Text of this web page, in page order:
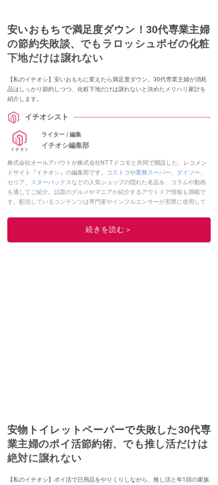
安いおもちで満足度ダウン！30代専業主婦
の節約失敗談、でもラロッシュポゼの化粧
下地だけは譲れない
【私のイチオシ】安いおもちに変えたら満足度ダウン。30代専業主婦が消耗
品はしっかり節約しつつ、化粧下地だけは譲れないと決めたメリハリ家計を
紹介します。
イチオシスト
ライター / 編集
イチオシ編集部
株式会社オールアバウトが株式会社NTTドコモと共同で開設した、レコメン
ドサイト『イチオシ』の編集部です。
コストコや業務スーパー ダイソー
セリア
スターバックス などの人気ショップの隠れた名品を、コラムや動画
を通してご紹介。話題のグルメやマニアが紹介するアウトドア情報も満載で
す。配信しているコンテンツは専門家やインフルエンサーが実際に使用して
ニュースでフォロー
続きを読む＞
安物トイレットペーパーで失敗した30代専
業主婦のポイ活節約術、でも推し活だけは
絶対に譲れない
【私のイチオシ】ポイ活で日用品をやりくりしながら、推し活と年1回の家族